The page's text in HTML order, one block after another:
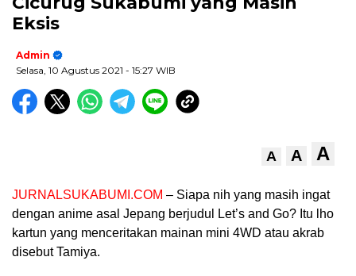
Eksis
Admin
Selasa, 10 Agustus 2021 - 15:27 WIB
A A A
JURNALSUKABUMI.COM – Siapa nih yang masih ingat
dengan anime asal Jepang berjudul Let’s and Go? Itu lho
kartun yang menceritakan mainan mini 4WD atau akrab
disebut Tamiya.